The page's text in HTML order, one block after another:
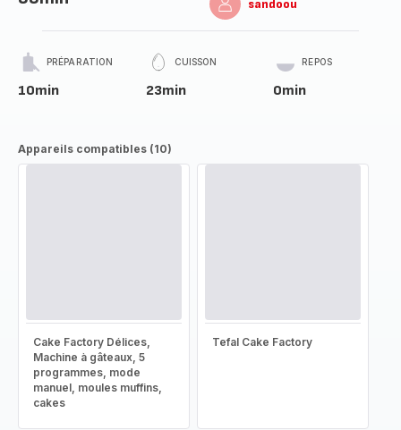
sandoou
PRÉPARATION
10min
CUISSON
23min
REPOS
0min
Appareils compatibles (10)
Cake Factory Délices,
Machine à gâteaux, 5
programmes, mode
manuel, moules muffins,
cakes
Tefal Cake Factory